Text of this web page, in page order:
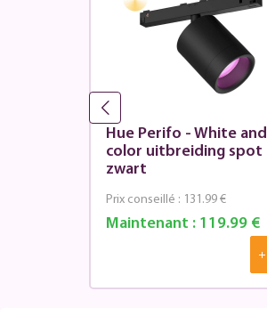
Hue Perifo - White and
color uitbreiding spot
zwart
Maintenant : 119.99 €
Prix conseillé : 131.99 €